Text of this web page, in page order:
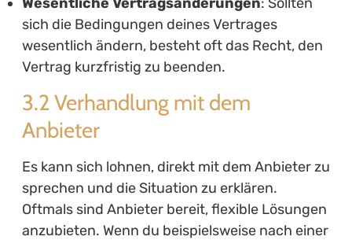
sich die Bedingungen deines Vertrages
wesentlich ändern, besteht oft das Recht, den
Vertrag kurzfristig zu beenden.
3.2 Verhandlung mit dem
Anbieter
Es kann sich lohnen, direkt mit dem Anbieter zu
sprechen und die Situation zu erklären.
Oftmals sind Anbieter bereit, flexible Lösungen
anzubieten. Wenn du beispielsweise nach einer